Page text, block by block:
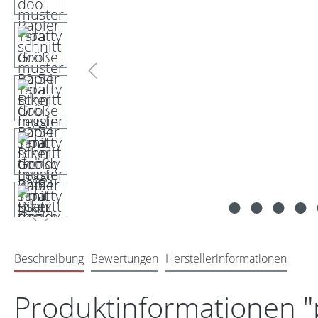
Beschreibung Bewertungen Herstellerinformationen
Produktinformationen